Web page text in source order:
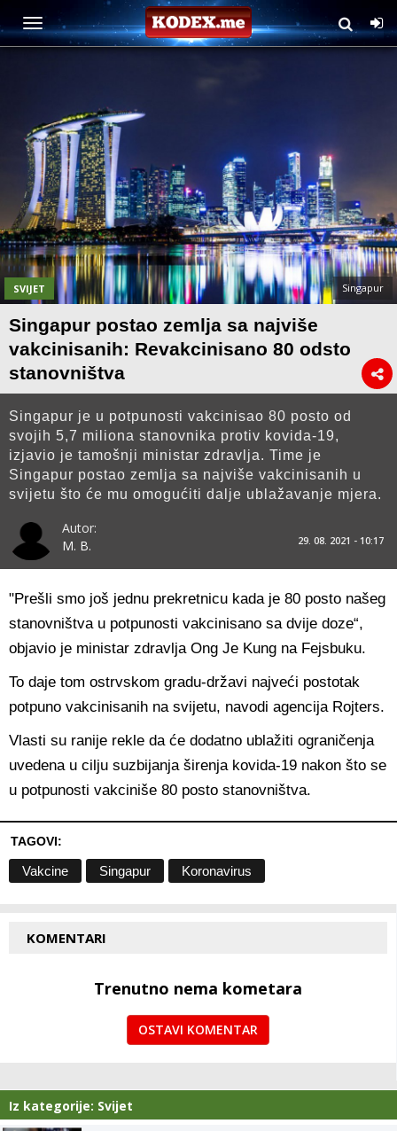
SVIJET Singapur
Singapur postao zemlja sa najviše
vakcinisanih: Revakcinisano 80 odsto
stanovništva
Singapur je u potpunosti vakcinisao 80 posto od
svojih 5,7 miliona stanovnika protiv kovida-19,
izjavio je tamošnji ministar zdravlja. Time je
Singapur postao zemlja sa najviše vakcinisanih u
svijetu što će mu omogućiti dalje ublažavanje mjera.
Autor:
M. B.
29. 08. 2021 - 10:17
"Prešli smo još jednu prekretnicu kada je 80 posto našeg
stanovništva u potpunosti vakcinisano sa dvije doze“,
objavio je ministar zdravlja Ong Je Kung na Fejsbuku.
To daje tom ostrvskom gradu-državi najveći postotak
potpuno vakcinisanih na svijetu, navodi agencija Rojters.
Vlasti su ranije rekle da će dodatno ublažiti ograničenja
uvedena u cilju suzbijanja širenja kovida-19 nakon što se
u potpunosti vakciniše 80 posto stanovništva.
TAGOVI:
Vakcine Singapur Koronavirus
KOMENTARI
Trenutno nema kometara
OSTAVI KOMENTAR
Iz kategorije: Svijet